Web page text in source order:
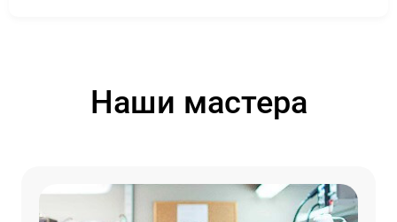
Наши мастера